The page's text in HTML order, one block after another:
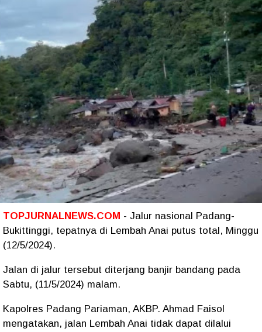
TOPJURNALNEWS.COM - Jalur nasional Padang-
Bukittinggi, tepatnya di Lembah Anai putus total, Minggu
(12/5/2024).
Jalan di jalur tersebut diterjang banjir bandang pada
Sabtu, (11/5/2024) malam.
Kapolres Padang Pariaman, AKBP. Ahmad Faisol
mengatakan, jalan Lembah Anai tidak dapat dilalui